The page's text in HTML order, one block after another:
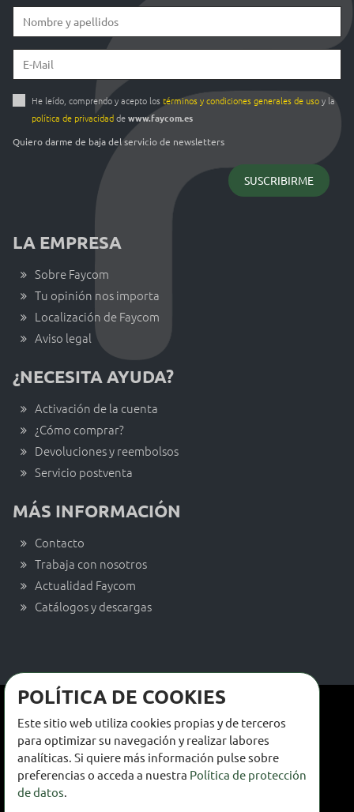
He leído, comprendo y acepto los términos y condiciones generales de usoy la
política de privacidaddewww.faycom.es
Quiero darme de baja del servicio de newsletters
LA EMPRESA
Sobre Faycom
Tu opinión nos importa
Localización de Faycom
Aviso legal
¿NECESITA AYUDA?
Activación de la cuenta
¿Cómo comprar?
Devoluciones y reembolsos
Servicio postventa
MÁS INFORMACIÓN
Contacto
Trabaja con nosotros
Actualidad Faycom
Catálogos y descargas
Términos y condiciones de uso
Política de privacidad
Política de cookies
POLÍTICA DE COOKIES
Este sitio web utiliza cookies propias y de terceros
para optimizar su navegación y realizar labores
analíticas. Si quiere más información pulse sobre
preferencias o acceda a nuestra Política de protección
de datos.